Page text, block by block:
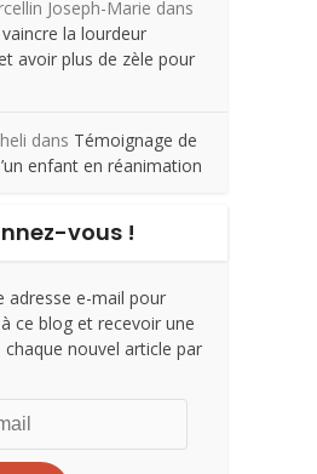
Joseph-Marie dans
la lourdeur
avoir plus de zèle pour
dans Témoignage de
enfant en réanimation
vous !
adresse e-mail pour
ce blog et recevoir une
nouvel article par